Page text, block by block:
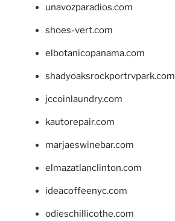
unavozparadios.com
shoes-vert.com
elbotanicopanama.com
shadyoaksrockportrvpark.com
jccoinlaundry.com
kautorepair.com
marjaeswinebar.com
elmazatlanclinton.com
ideacoffeenyc.com
odieschillicothe.com